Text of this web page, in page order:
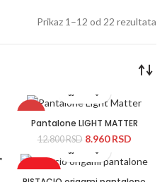
Prikaz 1–12 od 22 rezultata
-30%
Novo
Pantalone LIGHT MATTER
12.800RSD 8.960RSD
Rasprodato